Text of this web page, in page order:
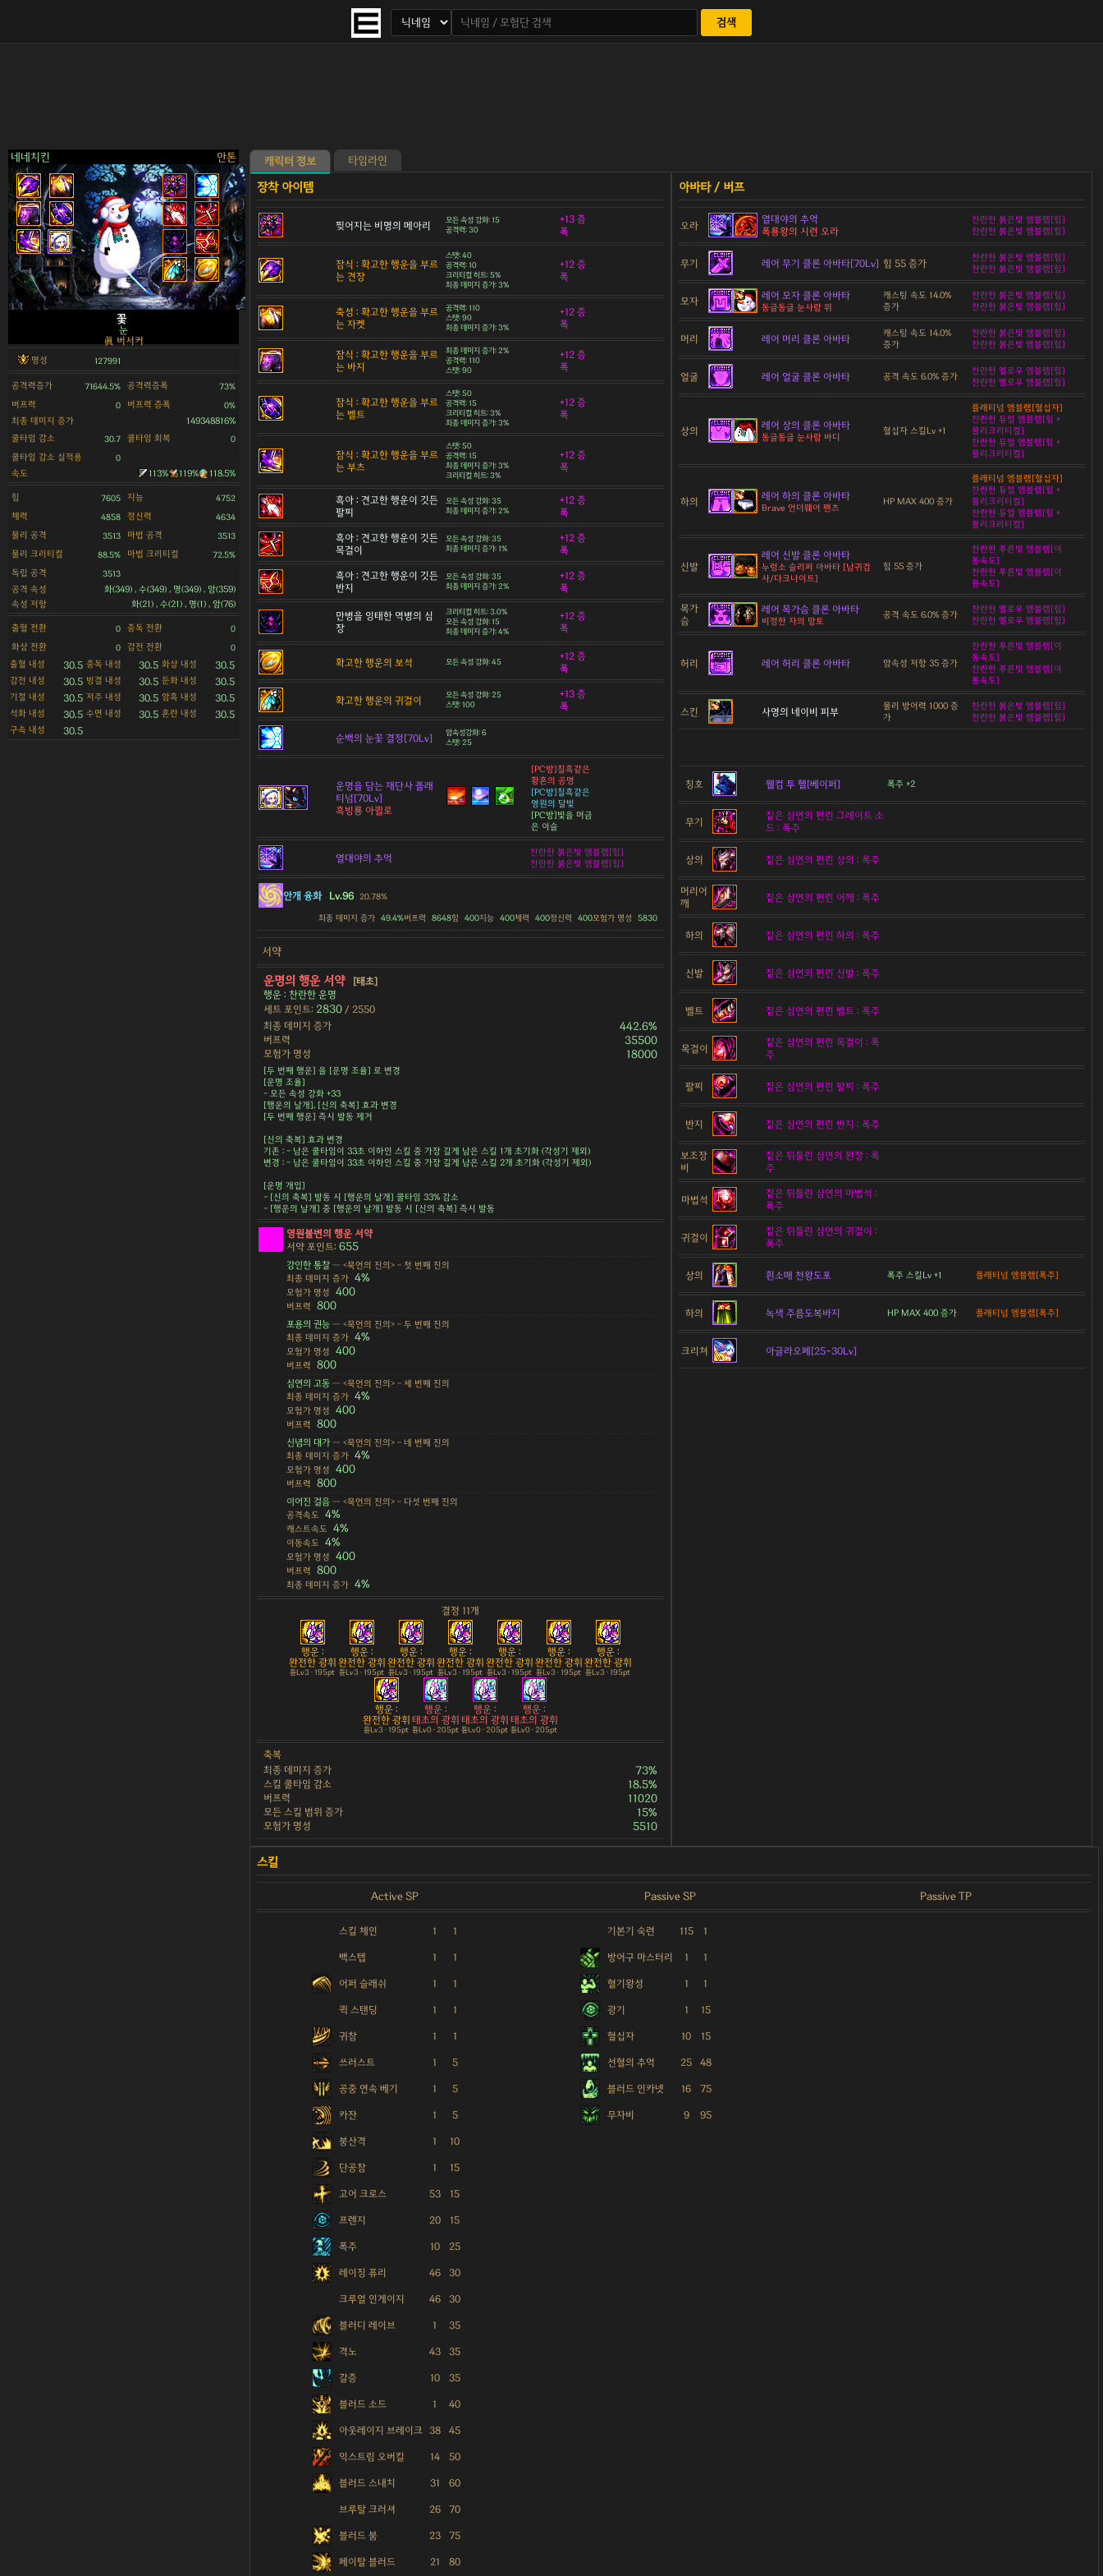
검색
네네치킨 안톤
>
꽃
눈
眞 버서커
명성 127991
공격력증가 71644.5% 공격력증폭 73%
버프력 0 버프력 증폭 0%
최종 데미지 증가
149348816%
쿨타임 감소
30.7 쿨타임 회복 0
쿨타임 감소 실적용 0
속도 113% 119% 118.5%
힘 7605 지능 4752
체력 4858 정신력 4634
물리 공격 3513 마법 공격 3513
물리 크리티컬 88.5% 마법 크리티컬 72.5%
독립 공격 3513
공격 속성
화(349) , 수(349) , 명(349) , 암(359)
속성 저항
화(21) , 수(21) , 명(1) , 암(76)
출혈 전환 0 중독 전환 0
화상 전환 0 감전 전환 0
출혈 내성 30.5 중독 내성 30.5 화상 내성 30.5
감전 내성 30.5 빙결 내성 30.5 둔화 내성 30.5
기절 내성 30.5 저주 내성 30.5 암흑 내성 30.5
석화 내성 30.5 수면 내성 30.5 혼란 내성 30.5
구속 내성 30.5
캐릭터 정보 타임라인
찢어지는 비명의 메아리
모든 속성 강화: 15
공격력: 30
+13 증
폭
잠식 : 확고한 행운을 부르
는 견장
스탯: 40
공격력: 10
크리티컬 히트: 5%
최종 데미지 증가: 3%
+12 증
폭
축성 : 확고한 행운을 부르
는 자켓
공격력: 110
스탯: 90
최종 데미지 증가: 3%
+12 증
폭
잠식 : 확고한 행운을 부르
는 바지
최종 데미지 증가: 2%
공격력: 110
스탯: 90
+12 증
폭
잠식 : 확고한 행운을 부르
는 벨트
스탯: 50
공격력: 15
크리티컬 히트: 3%
최종 데미지 증가: 3%
+12 증
폭
잠식 : 확고한 행운을 부르
는 부츠
스탯: 50
공격력: 15
최종 데미지 증가: 3%
크리티컬 히트: 3%
+12 증
폭
흑아 : 견고한 행운이 깃든
팔찌
모든 속성 강화: 35
최종 데미지 증가: 2%
+12 증
폭
흑아 : 견고한 행운이 깃든
목걸이
모든 속성 강화: 35
최종 데미지 증가: 1%
+12 증
폭
흑아 : 견고한 행운이 깃든
반지
모든 속성 강화: 35
최종 데미지 증가: 2%
+12 증
폭
만병을 잉태한 역병의 심
장
크리티컬 히트: 3.0%
모든 속성 강화: 15
최종 데미지 증가: 4%
+12 증
폭
확고한 행운의 보석 모든 속성 강화: 45
+12 증
폭
확고한 행운의 귀걸이
모든 속성 강화: 25
스탯: 100
+13 증
폭
순백의 눈꽃 결정[70Lv]
암속성강화: 6
스탯: 25
운명을 담는 재단사 플래
티넘[70Lv]
흑빙룡 아퀼로
[PC방]칠흑같은
황혼의 공명
[PC방]칠흑같은
영원의 달빛
[PC방]빛을 머금
은 이슬
열대야의 추억
찬란한 붉은빛 엠블렘[힘]
찬란한 붉은빛 엠블렘[힘]
안개 융화 Lv.96 20.78%
최종 데미지 증가 49.4%버프력 8648힘 400지능 400체력 400정신력 400모험가 명성 5830
서약
운명의 행운 서약
[태초]
행운 : 찬란한 운명
세트 포인트: 2830 / 2550
최종 데미지 증가
442.6%
버프력 35500
모험가 명성 18000
[두 번째 행운] 을 [운명 조율] 로 변경
[운명 조율]
- 모든 속성 강화 +33
[행운의 날개], [신의 축복] 효과 변경
[두 번째 행운] 즉시 발동 제거
[신의 축복] 효과 변경
기존 : - 남은 쿨타임이 33초 이하인 스킬 중 가장 길게 남은 스킬 1개 초기화 (각성기 제외)
변경 : - 남은 쿨타임이 33초 이하인 스킬 중 가장 길게 남은 스킬 2개 초기화 (각성기 제외)
[운명 개입]
- [신의 축복] 발동 시 [행운의 날개] 쿨타임 33% 감소
- [행운의 날개] 중 [행운의 날개] 발동 시 [신의 축복] 즉시 발동
영원불변의 행운 서약
서약 포인트: 655
강인한 통찰 — <묵언의 진의> - 첫 번째 진의
최종 데미지 증가 4%
모험가 명성 400
버프력 800
포용의 권능 — <묵언의 진의> - 두 번째 진의
최종 데미지 증가 4%
모험가 명성 400
버프력 800
심연의 고동 — <묵언의 진의> - 세 번째 진의
최종 데미지 증가 4%
모험가 명성 400
버프력 800
신념의 대가 — <묵언의 진의> - 네 번째 진의
최종 데미지 증가 4%
모험가 명성 400
버프력 800
이어진 걸음 — <묵언의 진의> - 다섯 번째 진의
공격속도 4%
캐스트속도 4%
이동속도 4%
모험가 명성 400
버프력 800
최종 데미지 증가 4%
결정 11개
행운 :
완전한 광휘
튠Lv3 · 195pt
행운 :
완전한 광휘
튠Lv3 · 195pt
행운 :
완전한 광휘
튠Lv3 · 195pt
행운 :
완전한 광휘
튠Lv3 · 195pt
행운 :
완전한 광휘
튠Lv3 · 195pt
행운 :
완전한 광휘
튠Lv3 · 195pt
행운 :
완전한 광휘
튠Lv3 · 195pt
행운 :
완전한 광휘
튠Lv3 · 195pt
행운 :
태초의 광휘
튠Lv0 · 205pt
행운 :
태초의 광휘
튠Lv0 · 205pt
행운 :
태초의 광휘
튠Lv0 · 205pt
축복
최종 데미지 증가
73%
스킬 쿨타임 감소 18.5%
버프력 11020
모든 스킬 범위 증가 15%
모험가 명성 5510
오라
열대야의 추억
폭룡왕의 시련 오라
찬란한 붉은빛 엠블렘[힘]
찬란한 붉은빛 엠블렘[힘]
무기 레어 무기 클론 아바타[70Lv] 힘 55 증가
찬란한 붉은빛 엠블렘[힘]
찬란한 붉은빛 엠블렘[힘]
모자 레어 모자 클론 아바타
동글동글 눈사람 위
캐스팅 속도 14.0%
증가
찬란한 붉은빛 엠블렘[힘]
찬란한 붉은빛 엠블렘[힘]
머리 레어 머리 클론 아바타
캐스팅 속도 14.0%
증가
찬란한 붉은빛 엠블렘[힘]
찬란한 붉은빛 엠블렘[힘]
얼굴 레어 얼굴 클론 아바타 공격 속도 6.0% 증가
찬란한 옐로우 엠블렘[힘]
찬란한 옐로우 엠블렘[힘]
상의 레어 상의 클론 아바타
동글동글 눈사람 바디
혈십자 스킬Lv +1
플래티넘 엠블렘[혈십자]
찬란한 듀얼 엠블렘[힘 +
물리크리티컬]
찬란한 듀얼 엠블렘[힘 +
물리크리티컬]
하의 레어 하의 클론 아바타
Brave 언더웨어 팬츠
HP MAX 400 증가
플래티넘 엠블렘[혈십자]
찬란한 듀얼 엠블렘[힘 +
물리크리티컬]
찬란한 듀얼 엠블렘[힘 +
물리크리티컬]
신발
레어 신발 클론 아바타
누렁소 슬리퍼 아바타 [남귀검
사/다크나이트]
힘 55 증가
찬란한 푸른빛 엠블렘[이
동속도]
찬란한 푸른빛 엠블렘[이
동속도]
목가
슴
레어 목가슴 클론 아바타
비정한 자의 망토
공격 속도 6.0% 증가
찬란한 옐로우 엠블렘[힘]
찬란한 옐로우 엠블렘[힘]
허리 레어 허리 클론 아바타 암속성 저항 35 증가
찬란한 푸른빛 엠블렘[이
동속도]
찬란한 푸른빛 엠블렘[이
동속도]
스킨 사영의 네이비 피부
물리 방어력 1000 증
가
찬란한 붉은빛 엠블렘[힘]
찬란한 붉은빛 엠블렘[힘]
칭호 웰컴 투 헬[베이퍼] 폭주 +2
무기
짙은 심연의 편린 그레이트 소
드 : 폭주
상의 짙은 심연의 편린 상의 : 폭주
머리어
깨
짙은 심연의 편린 어깨 : 폭주
하의 짙은 심연의 편린 하의 : 폭주
신발 짙은 심연의 편린 신발 : 폭주
벨트 짙은 심연의 편린 벨트 : 폭주
목걸이
짙은 심연의 편린 목걸이 : 폭
주
팔찌 짙은 심연의 편린 팔찌 : 폭주
반지 짙은 심연의 편린 반지 : 폭주
보조장
비
짙은 뒤틀린 심연의 완장 : 폭
주
마법석
짙은 뒤틀린 심연의 마법석 :
폭주
귀걸이
짙은 뒤틀린 심연의 귀걸이 :
폭주
상의 흰소매 천왕도포 폭주 스킬Lv +1 플래티넘 엠블렘[폭주]
하의 녹색 주름도복바지 HP MAX 400 증가 플래티넘 엠블렘[폭주]
크리쳐 아글라오페[25~30Lv]
Active SP Passive SP Passive TP
스킬 체인 1 1
백스텝 1 1
어퍼 슬래쉬 1 1
퀵 스탠딩 1 1
귀참 1 1
쓰러스트 1 5
공중 연속 베기 1 5
카잔 1 5
붕산격 1 10
단공참 1 15
고어 크로스 53 15
프렌지 20 15
폭주 10 25
레이징 퓨리 46 30
크루얼 인게이지 46 30
블러디 레이브 1 35
격노 43 35
갈증 10 35
블러드 소드 1 40
아웃레이지 브레이크 38 45
익스트림 오버킬 14 50
블러드 스내치 31 60
브루탈 크러셔 26 70
블러드 붐 23 75
페이탈 블러드 21 80
기본기 숙련 115 1
방어구 마스터리 1 1
혈기왕성 1 1
광기 1 15
혈십자 10 15
선혈의 추억 25 48
블러드 인카넷 16 75
무자비 9 95